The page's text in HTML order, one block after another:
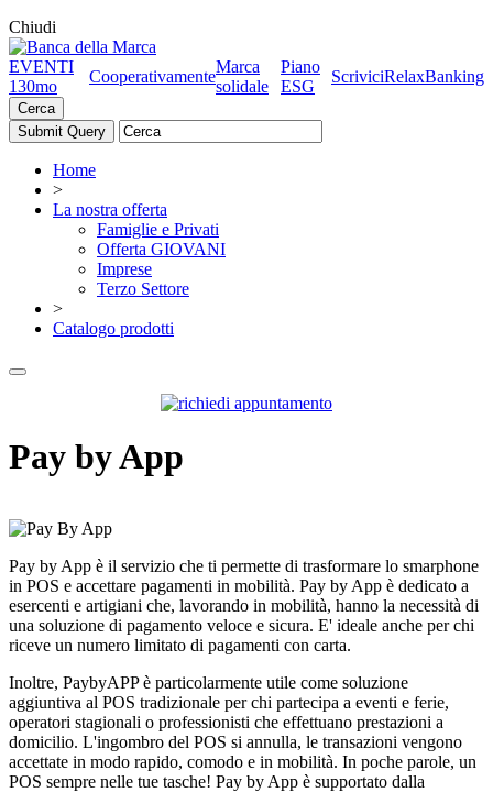
Chiudi
EVENTI
130mo
Cooperativamente
Marca
solidale
Piano
ESG
ScriviciRelaxBanking
Cerca
Home
>
La nostra offerta
Famiglie e Privati
Offerta GIOVANI
Imprese
Terzo Settore
>
Catalogo prodotti
Pay by App
Pay by App è il servizio che ti permette di trasformare lo smarphone
in POS e accettare pagamenti in mobilità. Pay by App è dedicato a
esercenti e artigiani che, lavorando in mobilità, hanno la necessità di
una soluzione di pagamento veloce e sicura. E' ideale anche per chi
riceve un numero limitato di pagamenti con carta.
Inoltre, PaybyAPP è particolarmente utile come soluzione
aggiuntiva al POS tradizionale per chi partecipa a eventi e ferie,
operatori stagionali o professionisti che effettuano prestazioni a
domicilio. L'ingombro del POS si annulla, le transazioni vengono
accettate in modo rapido, comodo e in mobilità. In poche parole, un
POS sempre nelle tue tasche! Pay by App è supportato dalla